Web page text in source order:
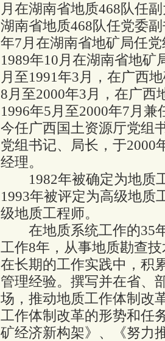
月在湖南省地质468队任
湖南省地质468队任党委
年7月在湖南省地矿局任
1989年10月在湖南省地矿
月至1991年3月，在广西
8月至2000年3月，在广西
1996年5月至2000年7月
今任广西国土资源厅党组
党组书记、局长，于2000
经理。
1982年被确定为地质工
1993年被评定为高级地质
级地质工程师。
在地质系统工作的35年
工作8年，从事地质勘查
在长期的工作实践中，积
管理经验。撰写并在省、
场，推动地质工作体制改
工作体制改革的形势和任
矿经济新构架》、《努力